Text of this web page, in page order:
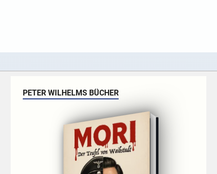
PETER WILHELMS BÜCHER